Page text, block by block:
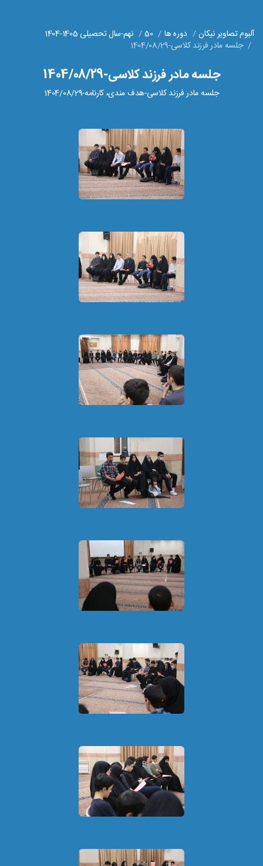
آلبوم تصاویر نیکان دوره ها 50
نهم-سال تحصیلی 1405-1404
جلسه مادر فرزند کلاسی-1404/08/29
جلسه مادر فرزند کلاسی-1404/08/29
جلسه مادر فرزند کلاسی-هدف مندی، کارنامه-1404/08/29